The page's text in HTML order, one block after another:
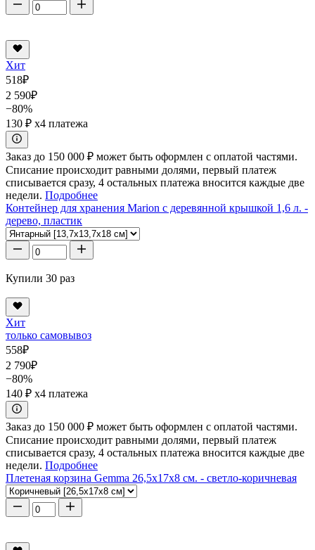
Хит
518₽
2 590₽
−80%
130 ₽ x4 платежа
Заказ до 150 000 ₽ может быть оформлен с оплатой частями.
Списание происходит равными долями, первый платеж
списывается сразу, 4 остальных платежа вносится каждые две
недели. Подробнее
Контейнер для хранения Marion с деревянной крышкой 1,6 л. -
дерево, пластик
Купили 30 раз
Хит
только самовывоз
558₽
2 790₽
−80%
140 ₽ x4 платежа
Заказ до 150 000 ₽ может быть оформлен с оплатой частями.
Списание происходит равными долями, первый платеж
списывается сразу, 4 остальных платежа вносится каждые две
недели. Подробнее
Плетеная корзина Gemma 26,5x17x8 см. - светло-коричневая